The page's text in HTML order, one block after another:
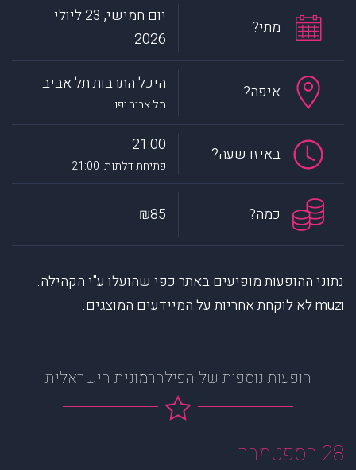
מתי?
יום חמישי, 23 ליולי
2026
איפה? היכל התרבות תל אביב
תל אביב יפו
באיזו שעה? 21:00
פתיחת דלתות: 21:00
כמה? ₪85
נתוני ההופעות מופיעים באתר כפי שהועלו ע"י הקהילה.
muzi לא לוקחת אחריות על המיידעים המוצגים.
הופעות נוספות של הפילהרמונית הישראלית
28 בספטמבר